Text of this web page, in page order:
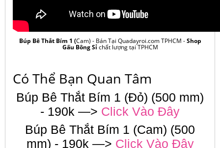
Búp Bê Thắt Bím 1 (Cam) - Bán Tại Quadayroi.com TPHCM -Shop
Gấu Bông Sỉchất lượng tại TPHCM
Có Thể Bạn Quan Tâm
Búp Bê Thắt Bím 1 (Đỏ) (500 mm)
- 190k —> Click Vào Đây
Búp Bê Thắt Bím 1 (Cam) (500
mm) - 190k —> Click Vào Đây